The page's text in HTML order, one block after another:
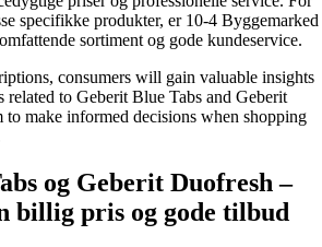
specifikke produkter, er 10-4 Byggemarked
sortiment og gode kundeservice.
consumers will gain valuable insights
related to Geberit Blue Tabs and Geberit
to make informed decisions when shopping
og Geberit Duofresh –
billig pris og gode tilbud